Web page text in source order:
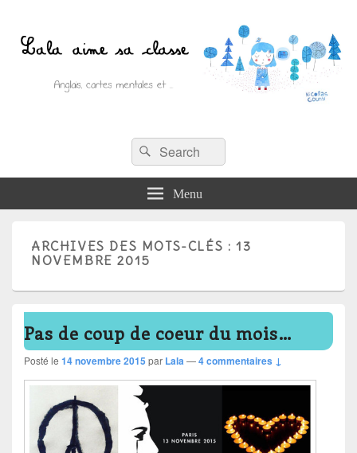
Lala aime sa classe
Anglais, cartes mentales et ….Recherche :
Rechercher
Menu
ARCHIVES DES MOTS-CLÉS :13
NOVEMBRE 2015
Pas de coup de coeur du mois…
Posté le 14 novembre 2015 par Lala—4 commentaires ↓